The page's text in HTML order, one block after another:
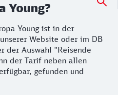
Young?
Young ist in der
Website oder im DB
der Auswahl "Reisende
der Tarif neben allen
gefunden und